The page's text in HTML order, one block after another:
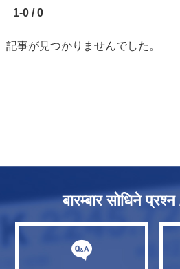
1-0 / 0
記事が見つかりませんでした。
बारम्बार सोधिने